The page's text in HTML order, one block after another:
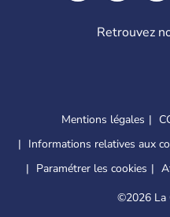
Retrouvez
Mentions légales
Informations relatives aux
Paramétrer les cookies
©2026 La